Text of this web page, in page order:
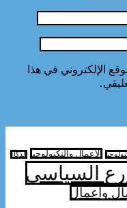
الإلكتروني في هذا
الأعمال والتكنولوجيا الذكاء
السياسي
واعمال